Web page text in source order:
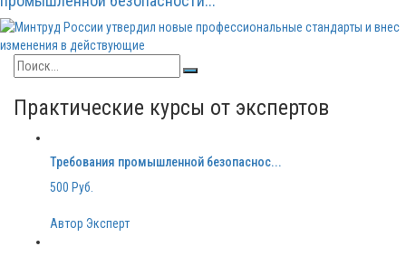
Практические курсы от экспертов
Требования промышленной безопаснос...
500 Руб.
Автор Эксперт